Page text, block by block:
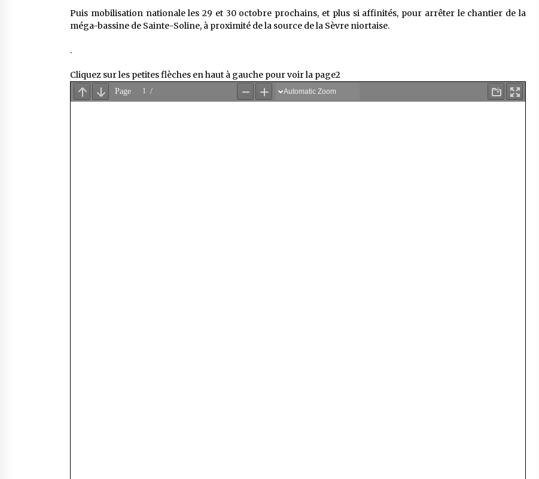
Puis mobilisation nationale les 29 et 30 octobre prochains, et plus si affinités, pour arrêter le chantier de la
méga-bassine de Sainte-Soline, à proximité de la source de la Sèvre niortaise.
.
Cliquez sur les petites flèches en haut à gauche pour voir la page2